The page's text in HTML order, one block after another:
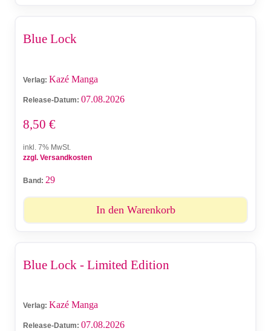
Blue Lock
Verlag: Kazé Manga
Release-Datum: 07.08.2026
8,50 €
inkl. 7% MwSt.
zzgl. Versandkosten
Band: 29
In den Warenkorb
Blue Lock - Limited Edition
Verlag: Kazé Manga
Release-Datum: 07.08.2026